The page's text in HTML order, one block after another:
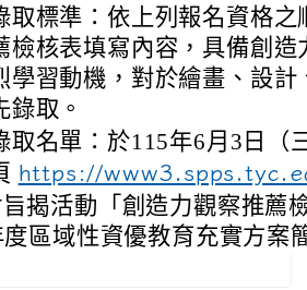
取標準：依上列報名資格
檢核表填寫內容，具備創
學習動機，對於繪畫、設
錄取。
取名單：於115年6月3日（
https://
揭活動「創造力觀察推薦
度區域性資優教育充實方案